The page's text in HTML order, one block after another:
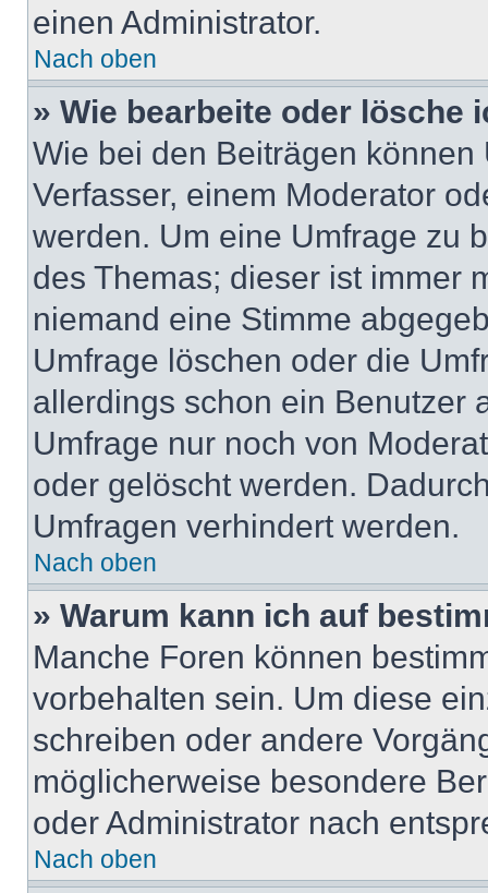
einen Administrator.
Nach oben
» Wie bearbeite oder lösche
Wie bei den Beiträgen
Verfasser, einem Moderator
werden. Um eine Umfrage zu
des Themas; dieser ist immer
niemand eine Stimme
Umfrage löschen oder die
allerdings schon ein Benutzer
Umfrage nur noch von
oder gelöscht werden.
Umfragen verhindert werden.
Nach oben
» Warum kann ich auf
Manche Foren können
vorbehalten sein. Um diese
schreiben oder andere
möglicherweise besondere
oder Administrator nach
Nach oben